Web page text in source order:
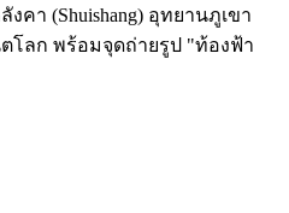
า (Shuishang) อุทยานภูเขา
ลก พร้อมจุดถ่ายรูป "ท้องฟ้า